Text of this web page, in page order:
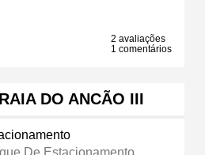
2 avaliações
1 comentários
DO ANCÃO III
De Estacionamento